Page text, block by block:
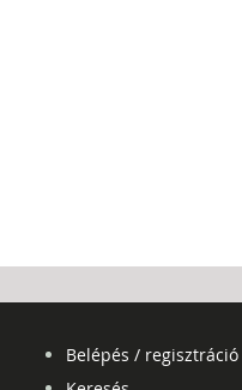
Belépés / regisztráció